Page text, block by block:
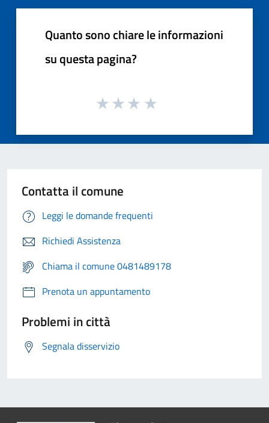
Quanto sono chiare le informazioni
su questa pagina?
Contatta il comune
Leggi le domande frequenti
Richiedi Assistenza
Chiama il comune 0481489178
Prenota un appuntamento
Problemi in città
Segnala disservizio